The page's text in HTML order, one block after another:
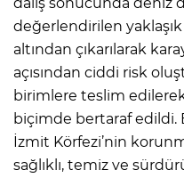
değerlendirilen
altından çıkarılarak
açısından ciddi risk
birimlere teslim
biçimde bertaraf edildi.
İzmit Körfezi’nin
sağlıklı, temiz ve